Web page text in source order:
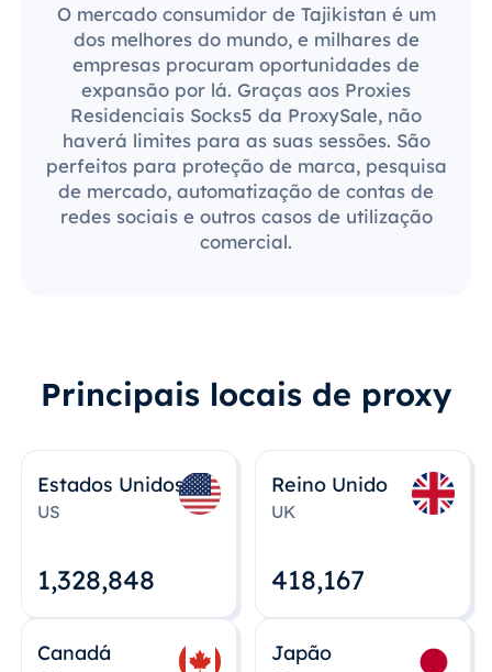
O mercado consumidor de Tajikistan é um
dos melhores do mundo, e milhares de
empresas procuram oportunidades de
expansão por lá. Graças aos Proxies
Residenciais Socks5 da ProxySale, não
haverá limites para as suas sessões. São
perfeitos para proteção de marca, pesquisa
de mercado, automatização de contas de
redes sociais e outros casos de utilização
comercial.
Principais locais de proxy
Estados Unidos
US
1,328,848
Reino Unido
UK
418,167
Canadá Japão